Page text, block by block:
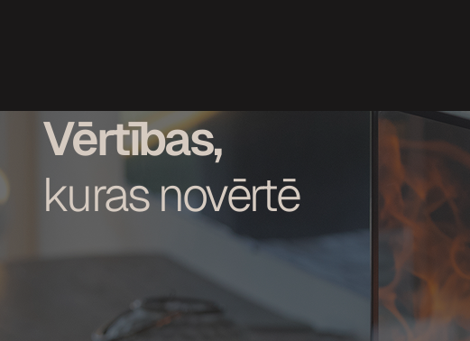
Vērtības,
kuras novērtē